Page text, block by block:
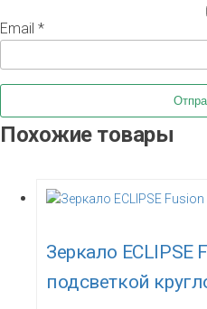
Email *
Похожие товары
Зеркало ECLIPSE
подсветкой